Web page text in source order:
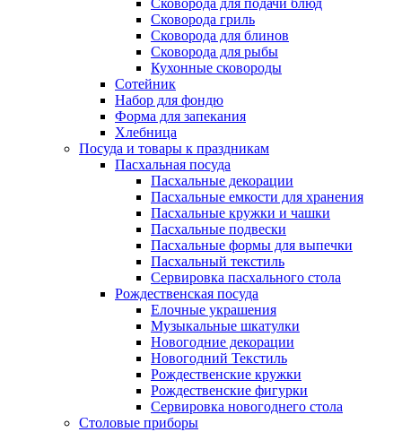
Сковорода для подачи блюд
Сковорода гриль
Сковорода для блинов
Сковорода для рыбы
Кухонные сковороды
Сотейник
Набор для фондю
Форма для запекания
Хлебница
Посуда и товары к праздникам
Пасхальная посуда
Пасхальные декорации
Пасхальные емкости для хранения
Пасхальные кружки и чашки
Пасхальные подвески
Пасхальные формы для выпечки
Пасхальный текстиль
Сервировка пасхального стола
Рождественская посуда
Елочные украшения
Музыкальные шкатулки
Новогодние декорации
Новогодний Текстиль
Рождественские кружки
Рождественские фигурки
Сервировка новогоднего стола
Столовые приборы